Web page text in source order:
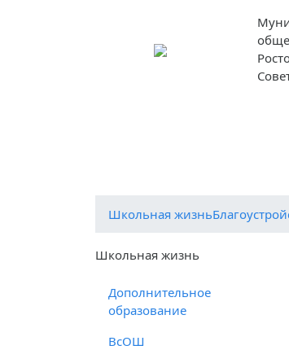
Школьная жизнь
Школьная жизнь
Дополнительное
образование
ВсОШ